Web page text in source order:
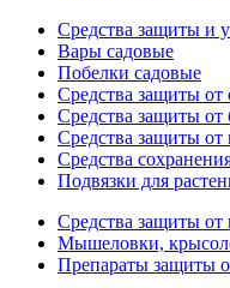
Средства защиты и
Вары садовые
Побелки садовые
Средства защиты от
Средства защиты от
Средства защиты от
Средства
Подвязки для
Средства защиты от
Мышеловки,
Препараты защиты